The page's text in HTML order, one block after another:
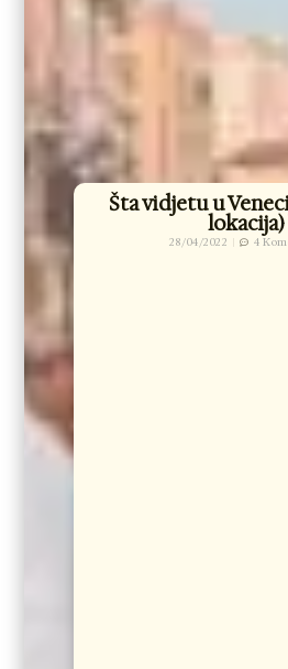
Šta vidjetu u
lokacija)
28/04/2022 4